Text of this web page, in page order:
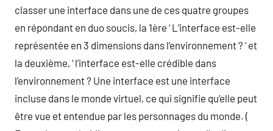
classer une interface dans une de ces quatre groupes
en répondant en duo soucis, la 1ère ‘ L’interface est-elle
représentée en 3 dimensions dans l’environnement ? ‘ et
la deuxième, ‘ l’interface est-elle crédible dans
l’environnement ? Une interface est une interface
incluse dans le monde virtuel, ce qui signifie qu’elle peut
être vue et entendue par les personnages du monde. (